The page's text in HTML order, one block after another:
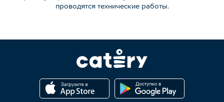
проводятся технические работы.